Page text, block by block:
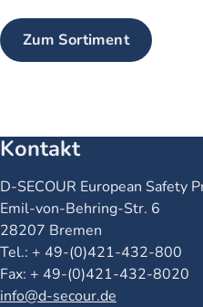
Zum Sortiment
Kontakt
Name
D-SECOUR European Safety
Straße
Emil-von-Behring-Str. 6
Ort
28207 Bremen
Telefon
Tel.: + 49-(0)421-432-800
Fax
Fax: + 49-(0)421-432-8020
Email
info@d-secour.de